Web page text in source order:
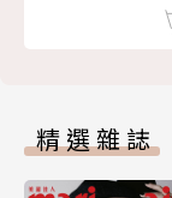
精選雜誌